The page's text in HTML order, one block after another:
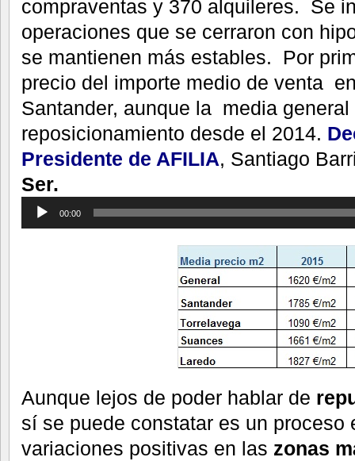
compraventas y 370 alquileres. Se
operaciones que se cerraron con
se mantienen más estables. Por
precio del importe medio de venta
Santander, aunque la media
reposicionamiento desde el 2014.
Presidente de AFILIA, Santiago
Ser.
de
audio
00:00
Aunque lejos de poder hablar de
sí se puede constatar es un proceso
variaciones positivas en las zonas